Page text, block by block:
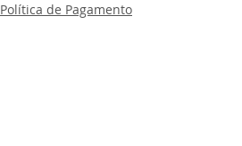
Política de Pagamento